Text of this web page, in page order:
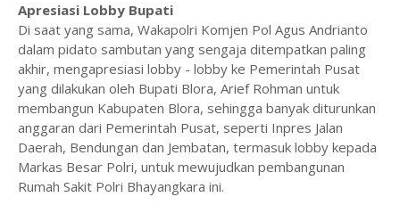
Apresiasi Lobby Bupati
Di saat yang sama, Wakapolri Komjen Pol Agus Andrianto
dalam pidato sambutan yang sengaja ditempatkan paling
akhir, mengapresiasi lobby - lobby ke Pemerintah Pusat
yang dilakukan oleh Bupati Blora, Arief Rohman untuk
membangun Kabupaten Blora, sehingga banyak diturunkan
anggaran dari Pemerintah Pusat, seperti Inpres Jalan
Daerah, Bendungan dan Jembatan, termasuk lobby kepada
Markas Besar Polri, untuk mewujudkan pembangunan
Rumah Sakit Polri Bhayangkara ini.